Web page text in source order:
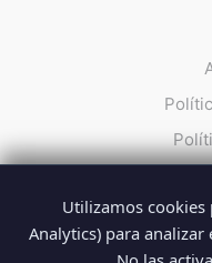
Utilizamos cookies
Analytics) para